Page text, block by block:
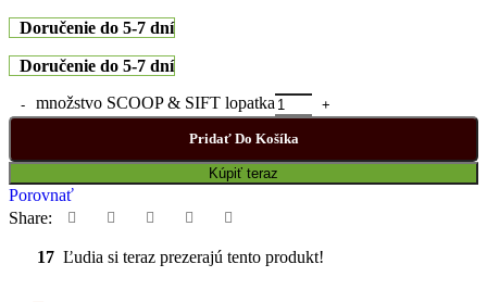
Doručenie do 5-7 dní
Doručenie do 5-7 dní
množstvo SCOOP & SIFT lopatka
Pridať Do Košíka
Kúpiť teraz
Porovnať
Share:
17 Ľudia si teraz prezerajú tento produkt!